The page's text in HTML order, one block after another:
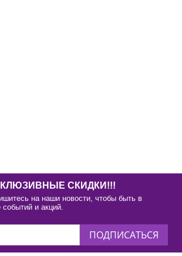
СКИДКИ!!!
на наши новости, чтобы быть в
событий и акций.
ПОДПИСАТЬСЯ